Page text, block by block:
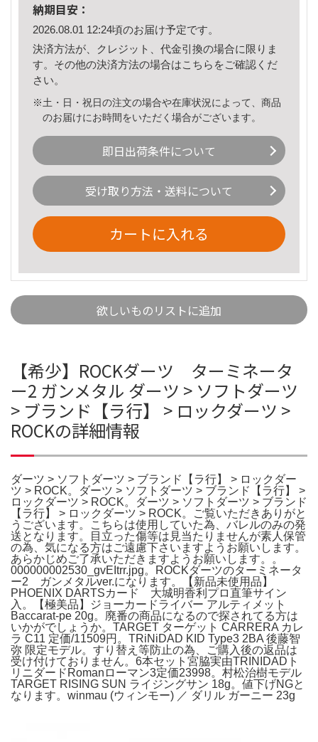
納期目安：
2026.08.01 12:24頃のお届け予定です。
決済方法が、クレジット、代金引換の場合に限りま
す。その他の決済方法の場合はこちら をご確認くだ
さい。
※土・日・祝日の注文の場合や在庫状況によって、商品
のお届けにお時間をいただく場合がございます。
即日出荷条件について
受け取り方法・送料について
カートに入れる
欲しいものリストに追加
【希少】ROCKダーツ ターミネータ
ー2 ガンメタル ダーツ > ソフトダーツ
> ブランド【ラ行】 > ロックダーツ >
ROCKの詳細情報
ダーツ > ソフトダーツ > ブランド【ラ行】 > ロックダー
ツ > ROCK。ダーツ > ソフトダーツ > ブランド【ラ行】 >
ロックダーツ > ROCK。ダーツ > ソフトダーツ > ブランド
【ラ行】 > ロックダーツ > ROCK。ご覧いただきありがと
うございます。こちらは使用していた為、バレルのみの発
送となります。目立った傷等は見当たりませんが素人保管
の為、気になる方はご遠慮下さいますようお願いします。
あらかじめご了承いただきますようお願いします。。
000000002530_gvEItrr.jpg。ROCKダーツのターミネータ
ー2 ガンメタルver.になります。【新品未使用品】
PHOENIX DARTSカード 大城明香利プロ直筆サイン
入。【極美品】ジョーカードライバー アルティメット
Baccarat-pe 20g。廃番の商品になるので探されてる方は
いかがでしょうか。TARGET ターゲット CARRERA カレ
ラ C11 定価/11509円。TRiNiDAD KID Type3 2BA 後藤智
弥 限定モデル。すり替え等防止の為、ご購入後の返品は
受け付けておりません。6本セット宮脇実由TRINIDADト
リニダードRomanローマン3定価23998。村松治樹モデル
TARGET RISING SUN ライジングサン 18g。値下げNGと
なります。winmau (ウィンモー) ／ ダリル ガーニー 23g